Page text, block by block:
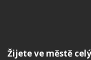
Žijete ve městě